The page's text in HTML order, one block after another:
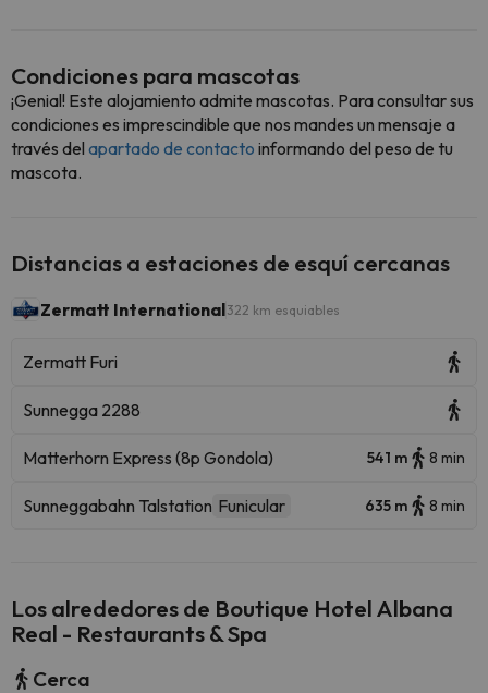
Condiciones para mascotas
¡Genial! Este alojamiento admite mascotas. Para consultar sus
condiciones es imprescindible que nos mandes un mensaje a
través del apartado de contacto informando del peso de tu
mascota.
Distancias a estaciones de esquí cercanas
Zermatt International322 km esquiables
Zermatt Furi
Sunnegga 2288
Matterhorn Express (8p Gondola) 541 m 8 min
Sunneggabahn Talstation Funicular 635 m 8 min
Los alrededores de Boutique Hotel Albana
Real - Restaurants & Spa
Cerca